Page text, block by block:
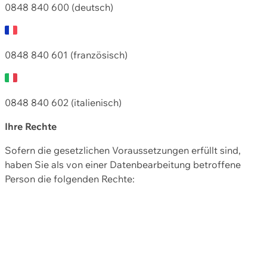
0848 840 600 (deutsch)
0848 840 601 (französisch)
0848 840 602 (italienisch)
Ihre Rechte
Sofern die gesetzlichen Voraussetzungen erfüllt sind,
haben Sie als von einer Datenbearbeitung betroffene
Person die folgenden Rechte: